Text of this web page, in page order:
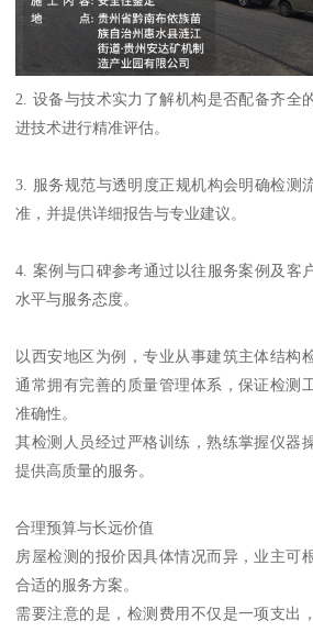
2. 设备与技术实力了解机构是否配备齐全
进技术进行精准评估。
3. 服务规范与透明度正规机构会明确检测
准，并提供详细报告与专业建议。
4. 案例与口碑参考通过以往服务案例及客
水平与服务态度。
以西安地区为例，专业从事建筑主体结构
通常拥有完善的质量管理体系，保证检测
准确性。
其检测人员经过严格训练，熟练掌握仪器
提供高质量的服务。
合理预算与长远价值
房屋检测的报价因具体情况而异，业主可
合适的服务方案。
需要注意的是，检测费用不仅是一项支出